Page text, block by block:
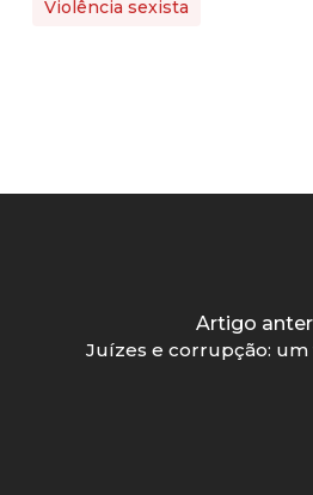
Violência sexista
Artigo
Juízes e corrupção: um